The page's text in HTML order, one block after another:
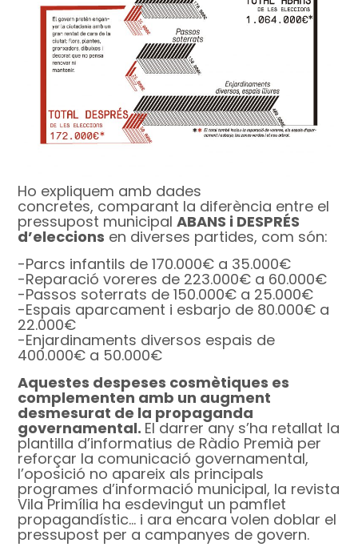
Ho expliquem amb dades
concretes, comparant la diferència entre el
pressupost municipalABANS i DESPRÉS
d’eleccions en diverses partides, com són:
-Parcs infantils de 170.000€ a 35.000€
-Reparació voreres de 223.000€ a 60.000€
-Passos soterrats de 150.000€ a 25.000€
-Espais aparcament i esbarjo de 80.000€ a
22.000€
-Enjardinaments diversos espais de
400.000€ a 50.000€
Aquestes despeses cosmètiques es
complementen amb un augment
desmesurat de la propaganda
governamental. El darrer any s’ha retallat la
plantilla d’informatius de Ràdio Premià per
reforçar la comunicació governamental,
l’oposició no apareix als principals
programes d’informació municipal, la revista
Vila Primília ha esdevingut un pamflet
propagandístic… i ara encara volen doblar el
pressupost per a campanyes de govern.